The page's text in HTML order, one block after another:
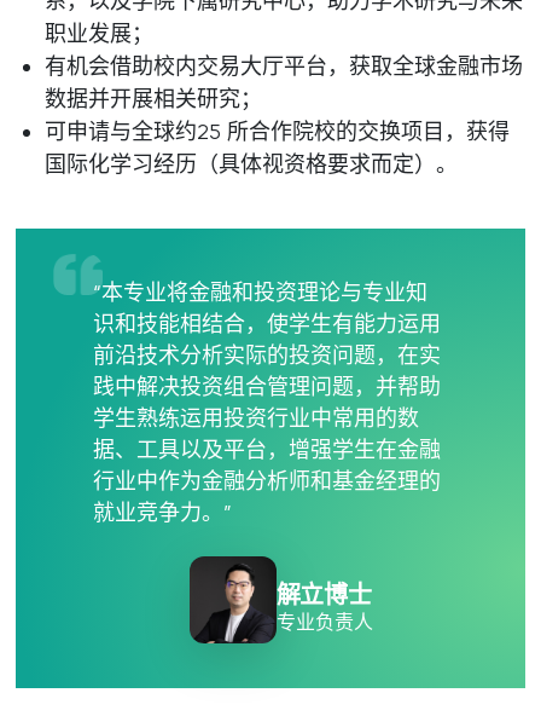
职业发展；
有机会借助校内交易大厅平台，获取全球金融市场
数据并开展相关研究；
可申请与全球约25 所合作院校的交换项目，获得
国际化学习经历（具体视资格要求而定）。
“本专业将金融和投资理论与专业知
识和技能相结合，使学生有能力运用
前沿技术分析实际的投资问题，在实
践中解决投资组合管理问题，并帮助
学生熟练运用投资行业中常用的数
据、工具以及平台，增强学生在金融
行业中作为金融分析师和基金经理的
就业竞争力。”
解立博士
专业负责人